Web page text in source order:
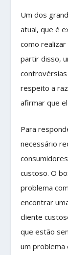
Um dos
atual, que é
como
partir disso,
respeito a
afirmar que
Para
necessário
custoso. O
problema
encontrar
cliente
que estão
um problema